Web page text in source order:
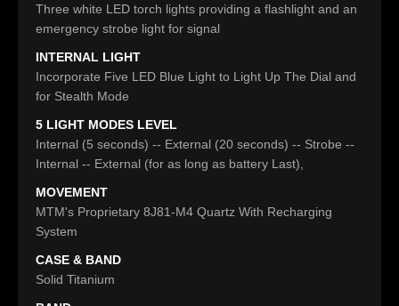
Three white LED torch lights providing a flashlight and an
emergency strobe light for signal
INTERNAL LIGHT
Incorporate Five LED Blue Light to Light Up The Dial and
for Stealth Mode
5 LIGHT MODES LEVEL
Internal (5 seconds) -- External (20 seconds) -- Strobe --
Internal -- External (for as long as battery Last),
MOVEMENT
MTM's Proprietary 8J81-M4 Quartz With Recharging
System
CASE & BAND
Solid Titanium